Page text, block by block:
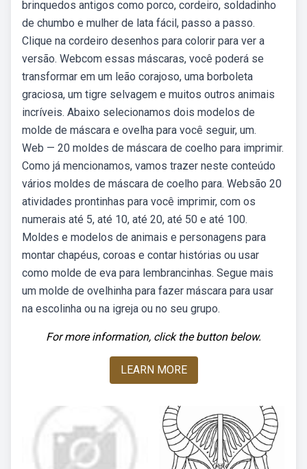
brinquedos antigos como porco, cordeiro, soldadinho
de chumbo e mulher de lata fácil, passo a passo.
Clique na cordeiro desenhos para colorir para ver a
versão. Webcom essas máscaras, você poderá se
transformar em um leão corajoso, uma borboleta
graciosa, um tigre selvagem e muitos outros animais
incríveis. Abaixo selecionamos dois modelos de
molde de máscara e ovelha para você seguir, um.
Web — 20 moldes de máscara de coelho para imprimir.
Como já mencionamos, vamos trazer neste conteúdo
vários moldes de máscara de coelho para. Websão 20
atividades prontinhas para você imprimir, com os
numerais até 5, até 10, até 20, até 50 e até 100.
Moldes e modelos de animais e personagens para
montar chapéus, coroas e contar histórias ou usar
como molde de eva para lembrancinhas. Segue mais
um molde de ovelhinha para fazer máscara para usar
na escolinha ou na igreja ou no seu grupo.
For more information, click the button below.
LEARN MORE